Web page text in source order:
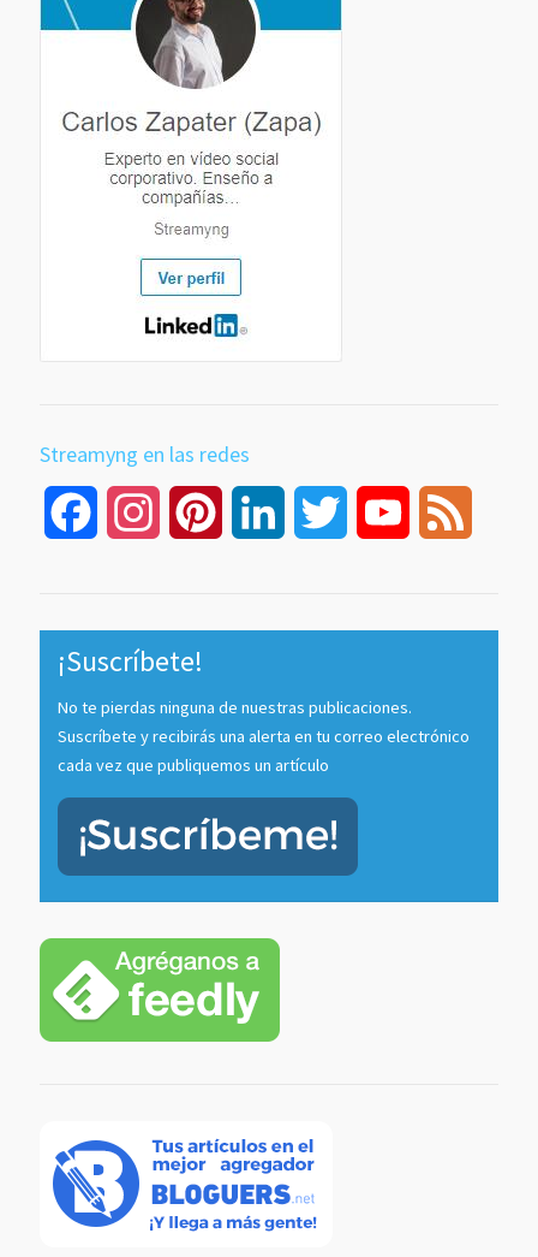
Streamyng en las redes
Facebook InstagramPinterest LinkedIn Twitter YouTube
¡Suscríbete!
No te pierdas ninguna de nuestras publicaciones.
Suscríbete y recibirás una alerta en tu correo electrónico
cada vez que publiquemos un artículo